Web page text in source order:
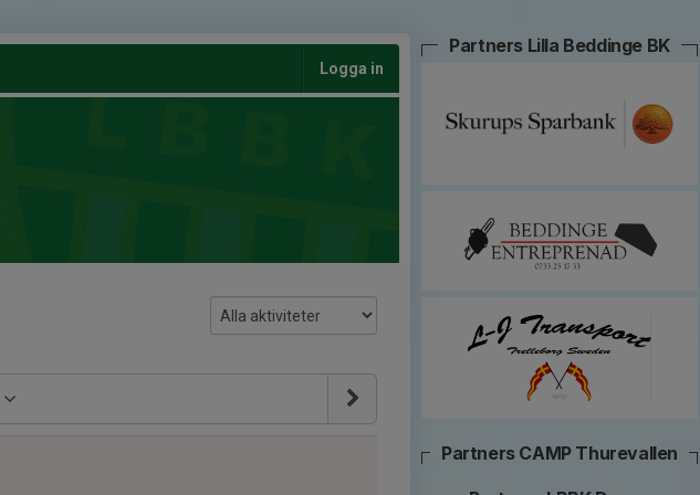
Logga in
Partners Lilla Beddinge BK
Partners CAMP Thurevallen